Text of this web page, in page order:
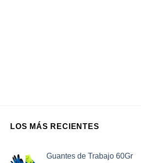
LOS MÁS RECIENTES
Guantes de Trabajo 60Gr